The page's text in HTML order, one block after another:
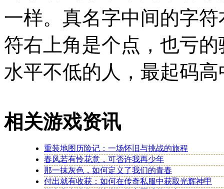
一样。真名字中间的字
符右上角是个点，也亏
水平不低的人，最起码
相关游戏资讯
重装地图历险记：一场怀旧与挑战的旅程
春风若有怜花意，可否许我再少年
那一抹灰色，如何定义了我们的青春
付出就有收获：如何在传奇私服中获取光辉神甲